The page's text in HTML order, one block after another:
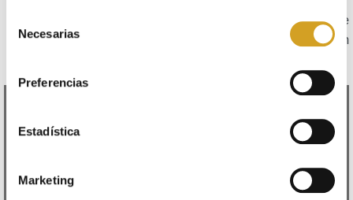
Necesarias
Preferencias
Estadística
Marketing
En caso de incapacitación temporal o permanente
del arrendador, de su cónyuge o de sus familiares en